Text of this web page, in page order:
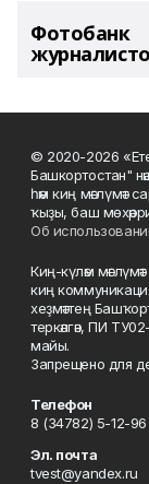
Фотобанк
© 2020-2026
Башкортостан"
һәм киң мәғлүмәт
ҡыҙы, баш
Об
Киң-күләм
киң
хеҙмәттең
теркәлгән, ПИ
майы.
Запрещено для
Телефон
8 (34782) 5-12-96
Эл. почта
tvest@yandex.ru